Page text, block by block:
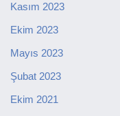
Kasım 2023
Ekim 2023
Mayıs 2023
Şubat 2023
Ekim 2021